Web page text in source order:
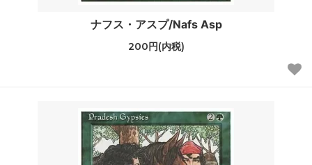
ナフス・アスプ/Nafs Asp
200円(内税)